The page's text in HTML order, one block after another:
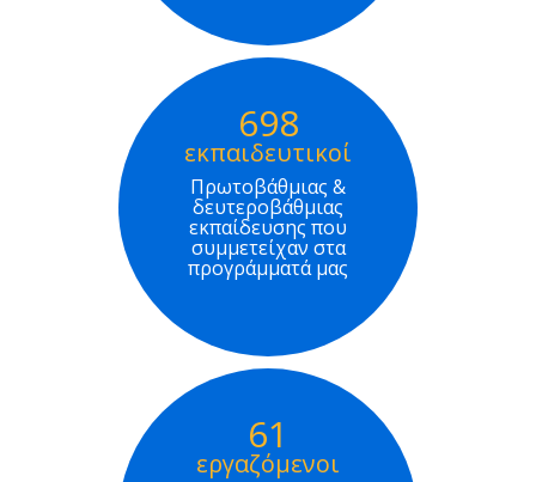
698
εκπαιδευτικοί
Πρωτοβάθμιας &
δευτεροβάθμιας
εκπαίδευσης που
συμμετείχαν στα
προγράμματά μας
61
εργαζόμενοι